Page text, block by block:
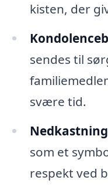
kisten, der
sendes til
svære tid.
som et
respekt ved